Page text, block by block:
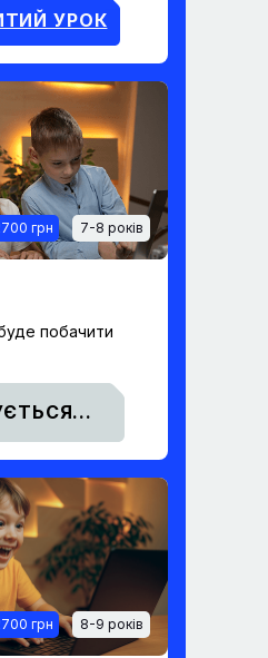
побачити
8-9 років
грн
УРОК
грн 7-8 років